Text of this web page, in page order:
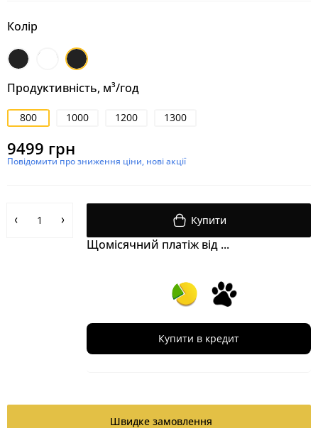
Колір
ЧорнийБілий
Чорний
матовий
Продуктивність, м³/год
800 1000 1200 1300
9499 грн
Повідомити про зниження ціни, нові акції
Купити
Щомісячний платіж від ...
Купити в кредит
Швидке замовлення